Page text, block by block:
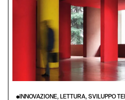
INNOVAZIONE, LETTURA, SVILUPPO